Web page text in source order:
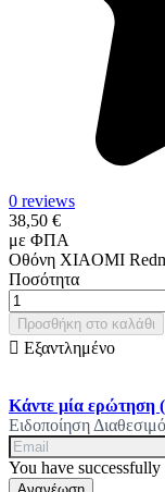
0 reviews
38,50 €
με ΦΠΑ
Οθόνη XIAOMI
Ποσότητα
Προσθήκη στο καλάθι
 Εξαντλημένο
Κάντε μία ερώτηση
Ειδοποίηση
You have